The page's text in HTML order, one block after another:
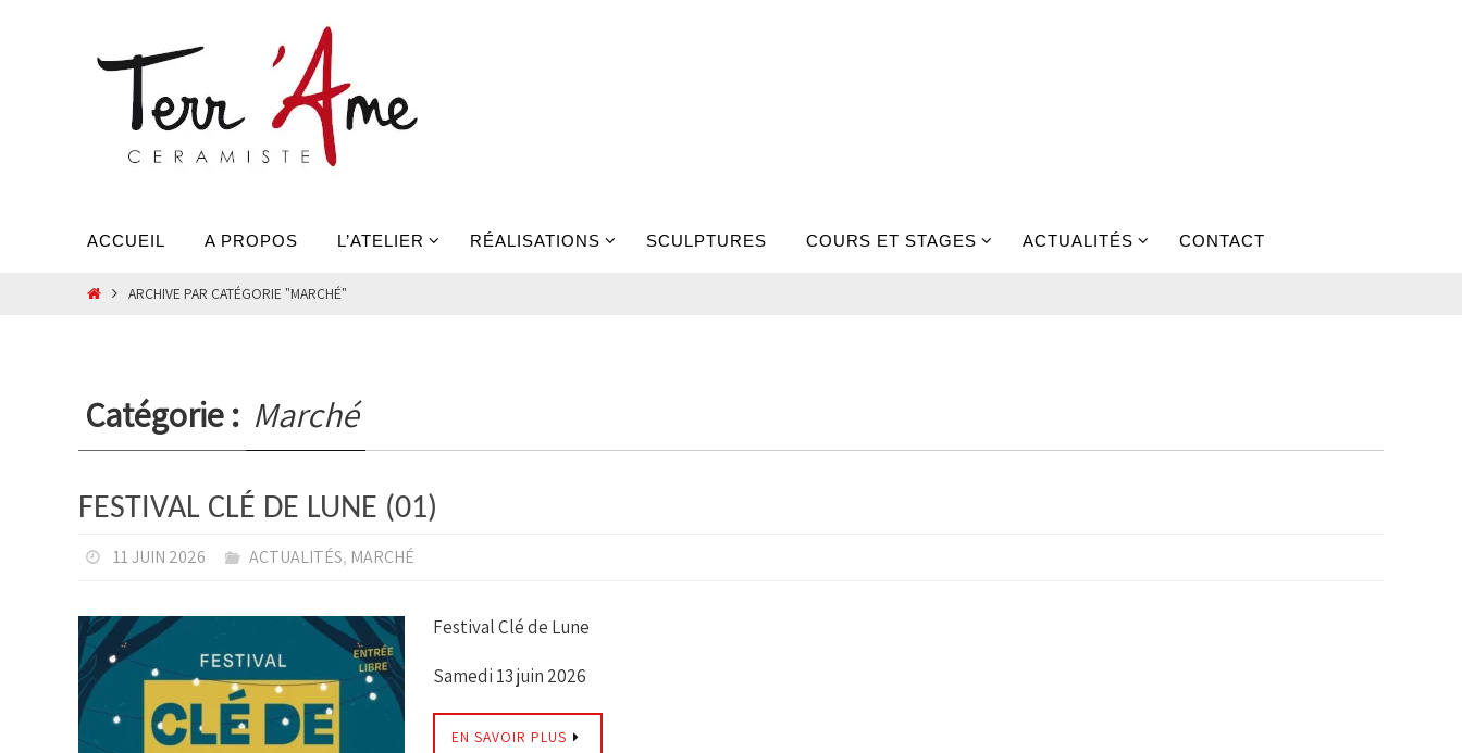
ACCUEIL A PROPOS L’ATELIER RÉALISATIONS SCULPTURES COURS ET STAGES ACTUALITÉS CONTACT
HOMEARCHIVE PAR CATÉGORIE "MARCHÉ"
Catégorie : Marché
FESTIVAL CLÉ DE LUNE (01)
11 JUIN 2026 ACTUALITÉS, MARCHÉ
Festival Clé de Lune
Samedi 13 juin 2026
EN SAVOIR PLUS